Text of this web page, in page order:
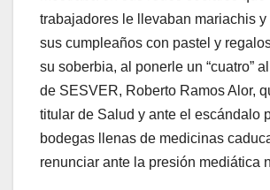
trabajadores le llevaban mariachis y
sus cumpleaños con pastel y
su soberbia, al ponerle un “cuatro”
de SESVER, Roberto Ramos Alor,
titular de Salud y ante el escándalo
bodegas llenas de medicinas
renunciar ante la presión mediática